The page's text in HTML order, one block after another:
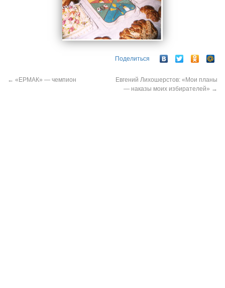
Поделиться
← «ЕРМАК» — чемпион
Евгений Лихошерстов: «Мои планы
— наказы моих избирателей» →